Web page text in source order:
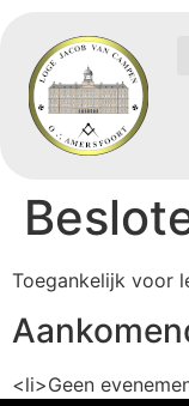
Toegankelijk voor
<li>Geen